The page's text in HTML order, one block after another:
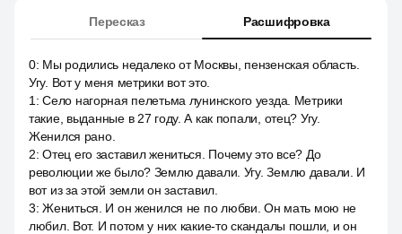
Пересказ Расшифровка
0: Мы родились недалеко от Москвы, пензенская область.
Угу. Вот у меня метрики вот это.
1 :Село нагорная пелетьма лунинского уезда. Метрики
такие, выданные в 27 году. А как попали, отец? Угу.
Женился рано.
2:Отец его заставил жениться. Почему это все? До
революции же было? Землю давали. Угу. Землю давали. И
вот из за этой земли он заставил.
3:Жениться. И он женился не по любви. Он мать мою не
любил. Вот. И потом у них какие-то скандалы пошли, и он